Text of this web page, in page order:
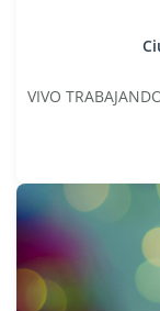
VIVO